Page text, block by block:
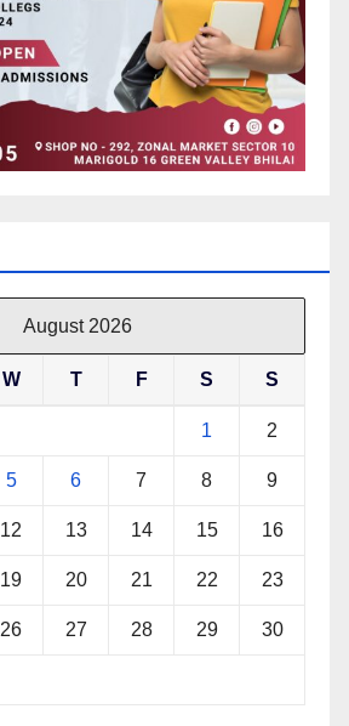
August 2026
W T F S S
1 2
5 6 7 8 9
12 13 14 15 16
19 20 21 22 23
26 27 28 29 30